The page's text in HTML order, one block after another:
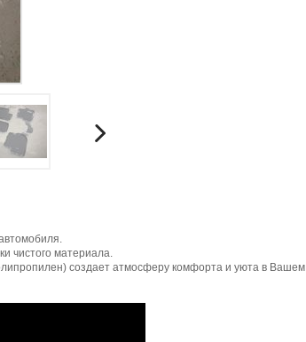
чистого материала.
создает атмосферу комфорта и уюта в Вашем